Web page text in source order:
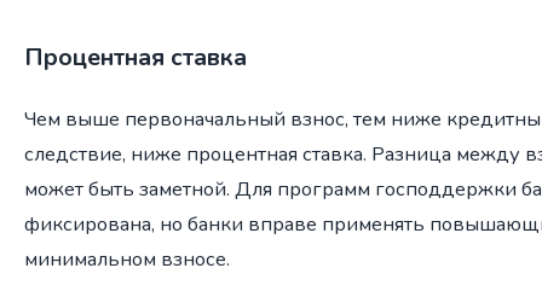
Процентная ставка
Чем выше первоначальный взнос, тем ниже
следствие, ниже процентная ставка. Разница между
может быть заметной. Для программ господдержки
фиксирована, но банки вправе применять
минимальном взносе.